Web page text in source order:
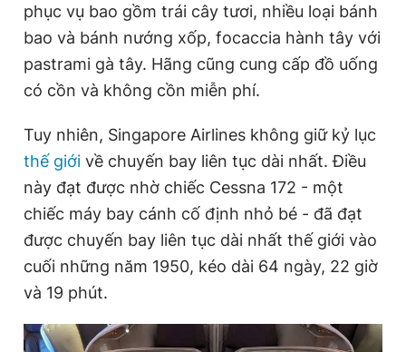
phục vụ bao gồm trái cây tươi, nhiều loại bánh
bao và bánh nướng xốp, focaccia hành tây với
pastrami gà tây. Hãng cũng cung cấp đồ uống
có cồn và không cồn miễn phí.
Tuy nhiên, Singapore Airlines không giữ kỷ lục
thế giới về chuyến bay liên tục dài nhất. Điều
này đạt được nhờ chiếc Cessna 172 - một
chiếc máy bay cánh cố định nhỏ bé - đã đạt
được chuyến bay liên tục dài nhất thế giới vào
cuối những năm 1950, kéo dài 64 ngày, 22 giờ
và 19 phút.